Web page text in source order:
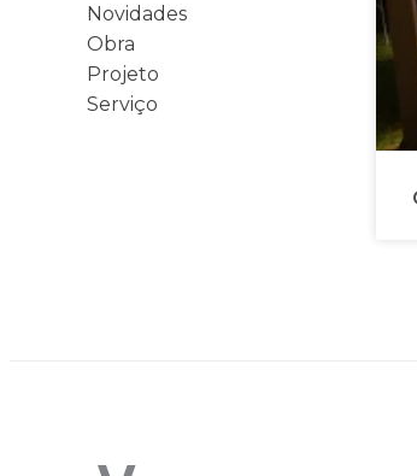
Novidades
Obra
Projeto
Serviço